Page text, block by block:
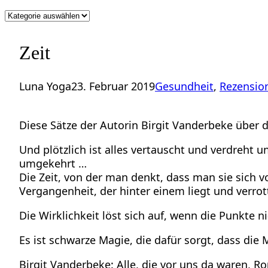
Kategorien
Zeit
Luna Yoga23. Februar 2019Gesundheit,
Diese Sätze der Autorin Birgit Vanderbeke über
Und plötzlich ist alles vertauscht und verdreht
umgekehrt …
Die Zeit, von der man denkt, dass man sie sich
Vergangenheit, der hinter einem liegt und
Die Wirklichkeit löst sich auf, wenn die Punkte
Es ist schwarze Magie, die dafür sorgt, dass die
Birgit Vanderbeke: Alle, die vor uns da waren,